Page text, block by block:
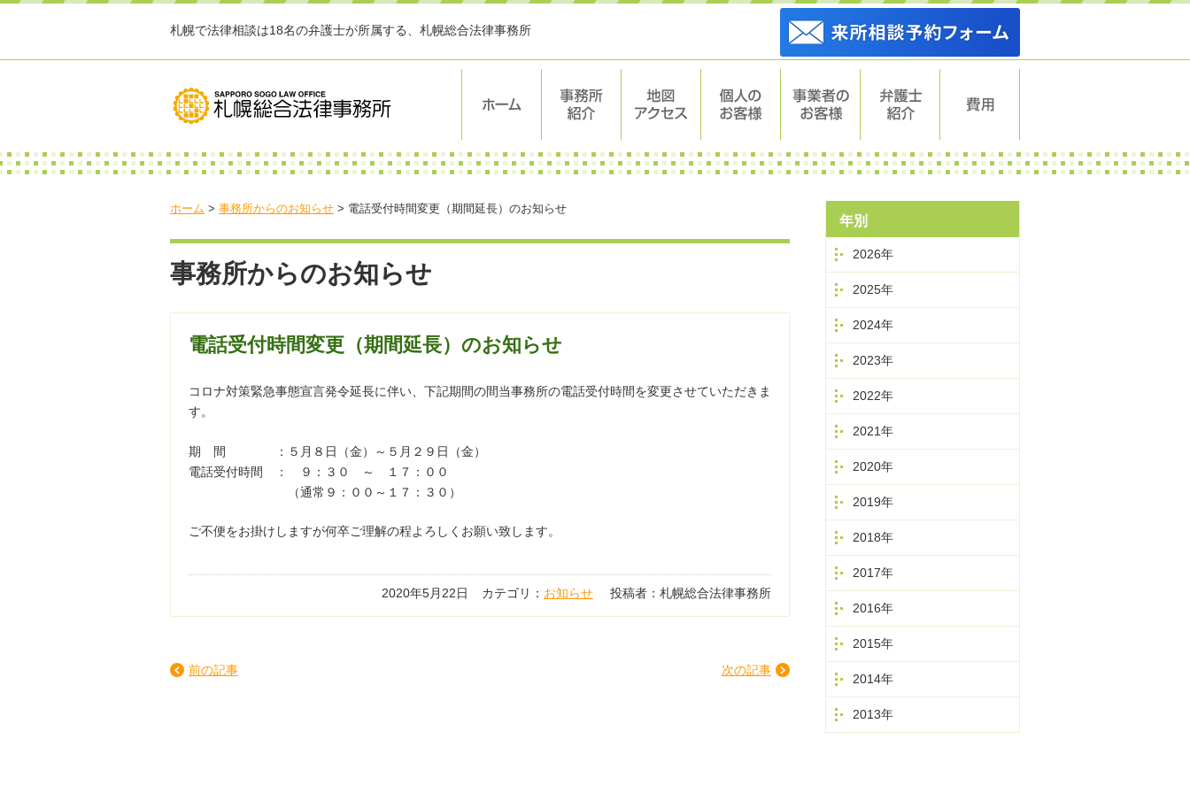
セス
様
客様
札幌で法律相談は18名の弁護士が所属する、札幌総合法律事務所
ホーム > 事務所からのお知らせ > 電話受付時間変更（期間延長）のお知らせ
事務所からのお知らせ
電話受付時間変更（期間延長）のお知らせ
コロナ対策緊急事態宣言発令延長に伴い、下記期間の間当事務所の電話受付時間を変更させていただきま
す。
期 間 ：５月８日（金）～５月２９日（金）
電話受付時間 ： ９：３０ ～ １７：００
（通常９：００～１７：３０）
ご不便をお掛けしますが何卒ご理解の程よろしくお願い致します。
2020年5月22日 カテゴリ： お知らせ 投稿者：札幌総合法律事務所
前の記事 次の記事
年別
2026年
2025年
2024年
2023年
2022年
2021年
2020年
2019年
2018年
2017年
2016年
2015年
2014年
2013年